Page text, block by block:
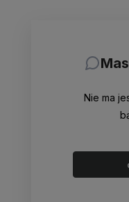
Nie ma